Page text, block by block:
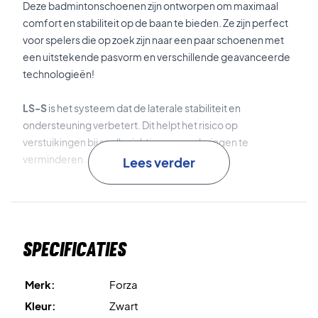
Deze badmintonschoenen zijn ontworpen om maximaal
comfort en stabiliteit op de baan te bieden. Ze zijn perfect
voor spelers die op zoek zijn naar een paar schoenen met
een uitstekende pasvorm en verschillende geavanceerde
technologieën!
LS-Sis het systeem dat de laterale stabiliteit en
ondersteuning verbetert. Dit helpt het risico op
verstuikingen bij snelle richtingsveranderingen te
verminderen.
F-Zoneis de buitenzool die extra goede grip op de baan
voetboog, waardoor comfort en stabiliteit in je
Lees verder
Specificaties
Merk:
Forza
Kleur:
Zwart